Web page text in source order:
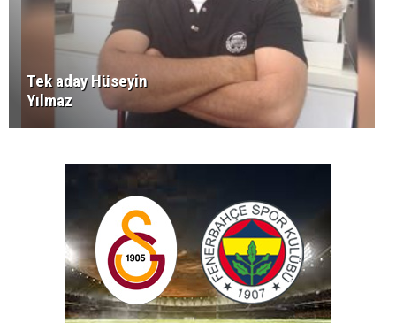
Tek aday Hüseyin
Yılmaz